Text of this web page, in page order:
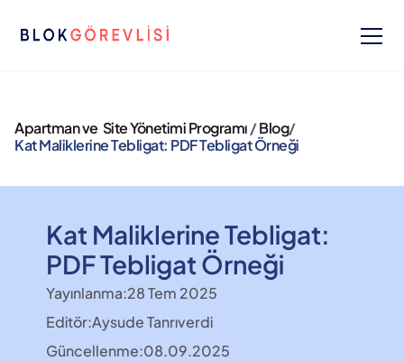
Apartman ve  Site Yönetimi Programı / Blog/
Kat Maliklerine Tebligat: PDF Tebligat Örneği
Kat Maliklerine Tebligat:
PDF Tebligat Örneği
Yayınlanma:28 Tem 2025
Editör:Aysude Tanrıverdi
Güncellenme:08.09.2025